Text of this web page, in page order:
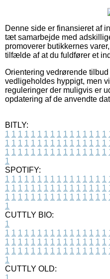
Denne side er finansieret af
tæt samarbejde med
promoverer butikkernes
tilfælde af at du fuldfører et
Orientering vedrørende
vedligeholdes hyppigt, men
reguleringer der muligvis er
opdatering af de anvendte
BITLY:
1 1 1 1 1 1 1 1 1 1 1 1 1 1 1 1
1 1 1 1 1 1 1 1 1 1 1 1 1 1 1 1
1 1 1 1 1 1 1 1 1 1 1 1 1 1 1 1
1
SPOTIFY:
1 1 1 1 1 1 1 1 1 1 1 1 1 1 1 1
1 1 1 1 1 1 1 1 1 1 1 1 1 1 1 1
1 1 1 1 1 1 1 1 1 1 1 1 1 1 1 1
1
CUTTLY BIO:
1
1 1 1 1 1 1 1 1 1 1 1 1 1 1 1 1
1 1 1 1 1 1 1 1 1 1 1 1 1 1 1 1
1 1 1 1 1 1 1 1 1 1 1 1 1 1 1 1
1
CUTTLY OLD: